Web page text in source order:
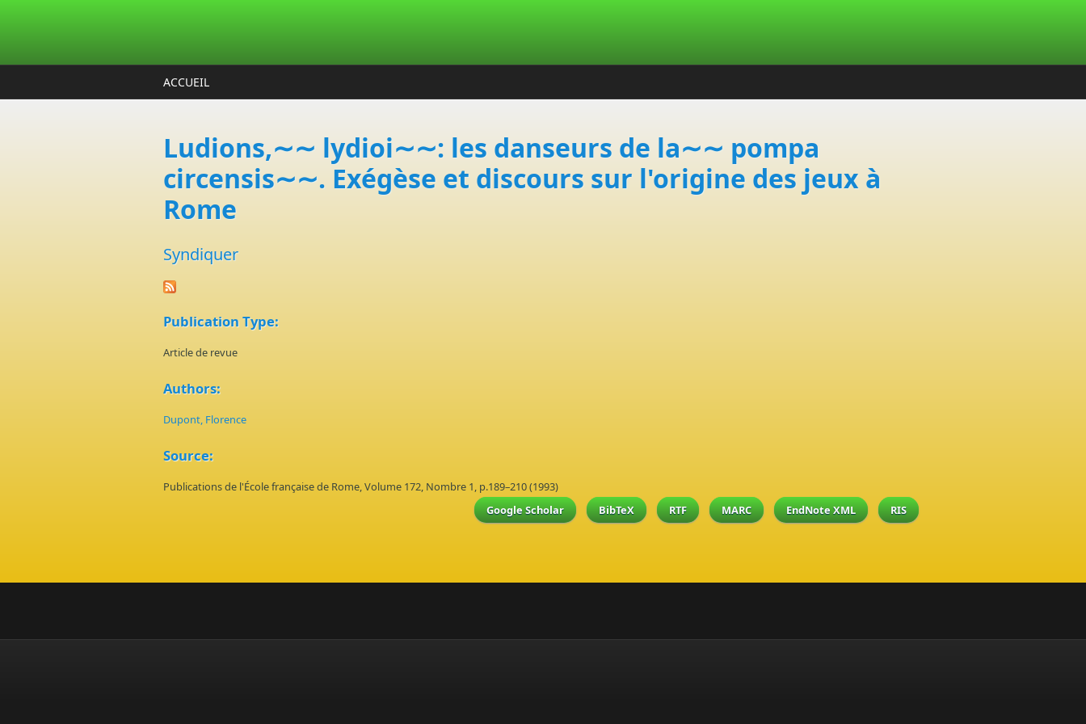
ACCUEIL
Ludions,∼∼ lydioi∼∼: les danseurs de la∼∼ pompa
circensis∼∼. Exégèse et discours sur l'origine des jeux à
Rome
Syndiquer
Publication Type:
Article de revue
Authors:
Dupont, Florence
Source:
Publications de l'École française de Rome, Volume 172, Nombre 1, p.189–210 (1993)
Google Scholar
BibTeX RTF MARC EndNote XML RIS